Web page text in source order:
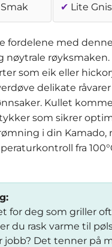
✔ Lite
fordelene med
nøytrale
som eik eller
delikate
Kullet
som sikrer
i din Kamado,
fra
for deg som griller
du rask varme til
jobb? Det tenner på